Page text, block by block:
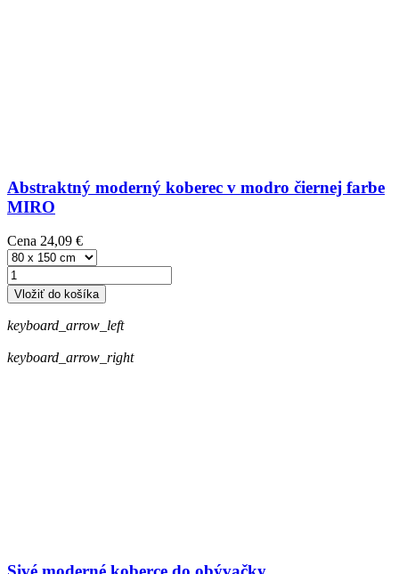
Abstraktný moderný koberec v modro čiernej farbe
MIRO
Cena 24,09 €
Vložiť do košíka
keyboard_arrow_left
keyboard_arrow_right